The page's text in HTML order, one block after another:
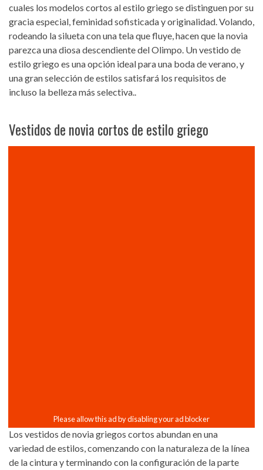
cuales los modelos cortos al estilo griego se distinguen por su
gracia especial, feminidad sofisticada y originalidad. Volando,
rodeando la silueta con una tela que fluye, hacen que la novia
parezca una diosa descendiente del Olimpo. Un vestido de
estilo griego es una opción ideal para una boda de verano, y
una gran selección de estilos satisfará los requisitos de
incluso la belleza más selectiva..
Vestidos de novia cortos de estilo griego
Los vestidos de novia griegos cortos abundan en una
variedad de estilos, comenzando con la naturaleza de la línea
de la cintura y terminando con la configuración de la parte